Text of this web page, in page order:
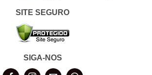
SITE SEGURO
SIGA-NOS